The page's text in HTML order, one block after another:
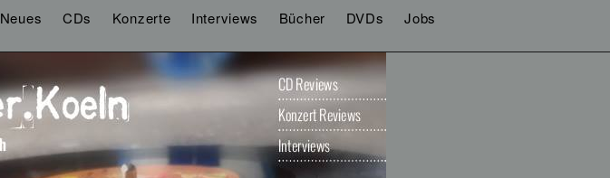
Neues CDs Konzerte Interviews Bücher DVDs Jobs